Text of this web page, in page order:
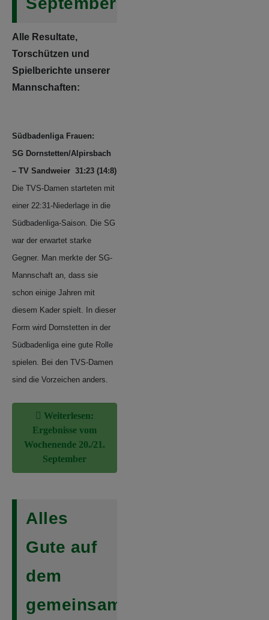
Alle Resultate,
Torschützen und
Spielberichte unserer
Mannschaften:
Südbadenliga Frauen:
SG Dornstetten/Alpirsbach
– TV Sandweier 31:23 (14:8)
Die TVS-Damen starteten mit
einer 22:31-Niederlage in die
Südbadenliga-Saison. Die SG
war der erwartet starke
Gegner. Man merkte der SG-
Mannschaft an, dass sie
schon einige Jahren mit
diesem Kader spielt. In dieser
Form wird Dornstetten in der
Südbadenliga eine gute Rolle
spielen. Bei den TVS-Damen
sind die Vorzeichen anders.
Weiterlesen:
Ergebnisse vom
Wochenende 20./21.
September
Alles
Gute auf
dem
gemeinsamen